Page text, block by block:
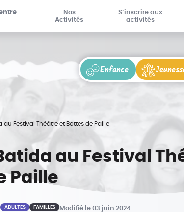
Nos
Activités
S’inscrire aux
activités
Enfance
au Festival Théâtre et Bottes de Paille
au Festival
Paille
ADULTES FAMILLES Modifié le 03 juin 2024